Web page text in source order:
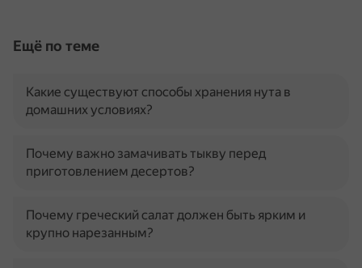
Ещё по теме
Какие существуют способы хранения нута в
домашних условиях?
Почему важно замачивать тыкву перед
приготовлением десертов?
Почему греческий салат должен быть ярким и
крупно нарезанным?